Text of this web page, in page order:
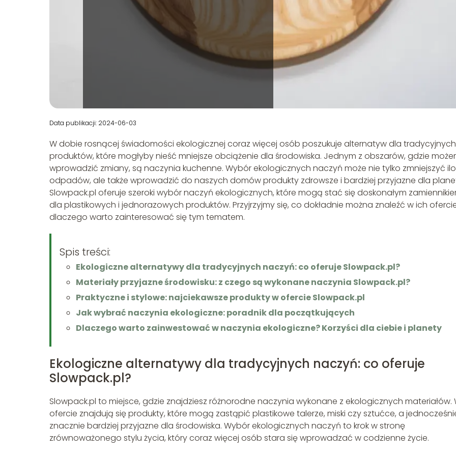
Data publikacji: 2024-06-03
W dobie rosnącej świadomości ekologicznej coraz więcej osób poszukuje alternatyw dla tradycyjnych
produktów, które mogłyby nieść mniejsze obciążenie dla środowiska. Jednym z obszarów, gdzie
wprowadzić zmiany, są naczynia kuchenne. Wybór ekologicznych naczyń może nie tylko zmniejszyć
odpadów, ale także wprowadzić do naszych domów produkty zdrowsze i bardziej przyjazne dla
Slowpack.pl oferuje szeroki wybór naczyń ekologicznych, które mogą stać się doskonałym
dla plastikowych i jednorazowych produktów. Przyjrzyjmy się, co dokładnie można znaleźć w ich
dlaczego warto zainteresować się tym tematem.
Spis treści:
Ekologiczne alternatywy dla tradycyjnych naczyń: co oferuje Slowpack.pl?
Materiały przyjazne środowisku: z czego są wykonane naczynia Slowpack.pl?
Praktyczne i stylowe: najciekawsze produkty w ofercie Slowpack.pl
Jak wybrać naczynia ekologiczne: poradnik dla początkujących
Dlaczego warto zainwestować w naczynia ekologiczne? Korzyści dla ciebie i planety
Ekologiczne alternatywy dla tradycyjnych naczyń: co oferuje
Slowpack.pl?
Slowpack.pl to miejsce, gdzie znajdziesz różnorodne naczynia wykonane z ekologicznych materiałów.
ofercie znajdują się produkty, które mogą zastąpić plastikowe talerze, miski czy sztućce, a
znacznie bardziej przyjazne dla środowiska. Wybór ekologicznych naczyń to krok w stronę
zrównoważonego stylu życia, który coraz więcej osób stara się wprowadzać w codzienne życie.